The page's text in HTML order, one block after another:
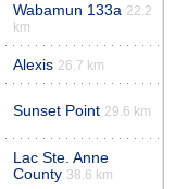
Wabamun 133a 22.2
km
Alexis 26.7 km
Sunset Point 29.6 km
Lac Ste. Anne
County 38.6 km